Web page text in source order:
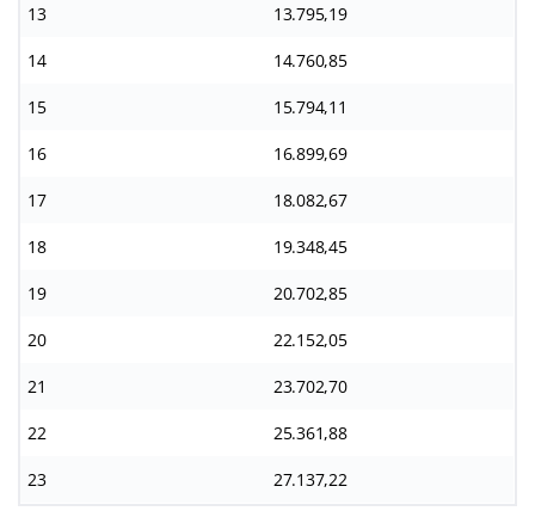
13 13.795,19
14 14.760,85
15 15.794,11
16 16.899,69
17 18.082,67
18 19.348,45
19 20.702,85
20 22.152,05
21 23.702,70
22 25.361,88
23 27.137,22